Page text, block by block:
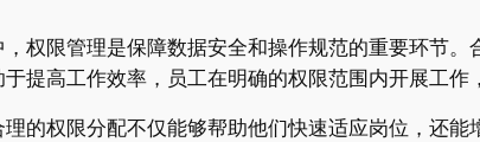
权限管理是保障数据安全和操作规范的重要环节
提高工作效率，员工在明确的权限范围内开展工作
的权限分配不仅能够帮助他们快速适应岗位，还